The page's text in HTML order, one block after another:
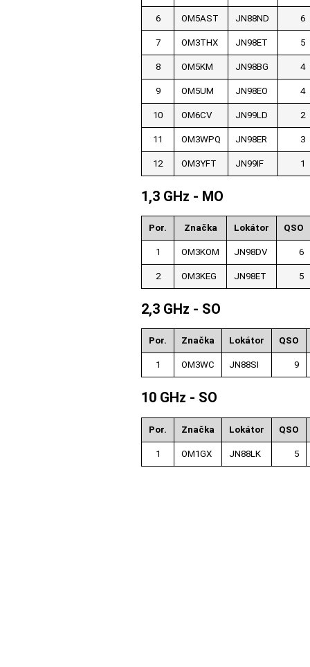
6 OM5AST JN88ND 6
7 OM3THX JN98ET 5
8 OM5KM JN98BG 4
9 OM5UM JN98EO 4
10 OM6CV JN99LD 2
11 OM3WPQ JN98ER 3
12 OM3YFT JN99IF 1
1,3 GHz - MO
Por. Značka Lokátor QSO
1 OM3KOM JN98DV 6
2 OM3KEG JN98ET 5
2,3 GHz - SO
Por. Značka Lokátor QSO
1 OM3WC JN88SI 9
10 GHz - SO
Por. Značka Lokátor QSO
1 OM1GX JN88LK 5